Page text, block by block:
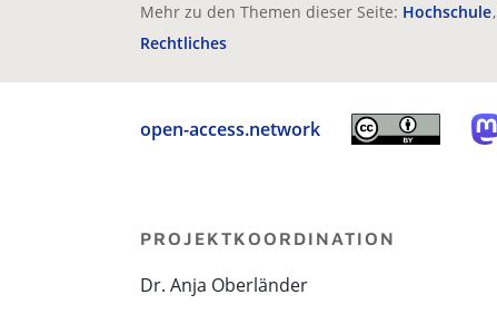
Mehr zu den Themen dieser Seite: Hochschule
Rechtliches
open-access.network
PROJEKTKOORDINATION
Dr. Anja Oberländer